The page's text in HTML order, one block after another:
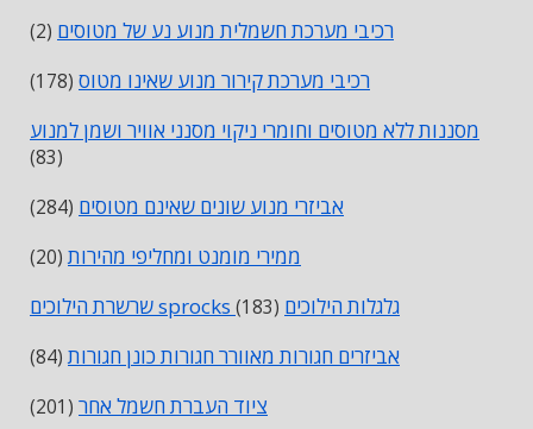
רכיבי מערכת חשמלית מנוע נע של מטוסים (2)
רכיבי מערכת קירור מנוע שאינו מטוס (178)
מסננות ללא מטוסים וחומרי ניקוי מסנני אוויר ושמן למנוע
(83)
אביזרי מנוע שונים שאינם מטוסים (284)
ממירי מומנט ומחליפי מהירות(20)
שרשרת הילוכים sprocks גלגלות הילוכים (183)
אביזרים חגורות מאוורר חגורות כונן חגורות(84)
ציוד העברת חשמל אחר (201)